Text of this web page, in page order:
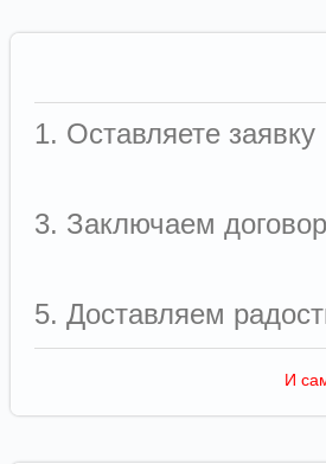
1. Оставляете заявку
3. Заключаем договор
5. Доставляем
И